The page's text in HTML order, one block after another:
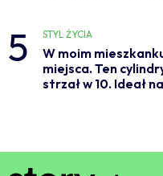
5 STYL ŻYCIA
W moim
miejsca. Ten
strzał w 10. Ideał